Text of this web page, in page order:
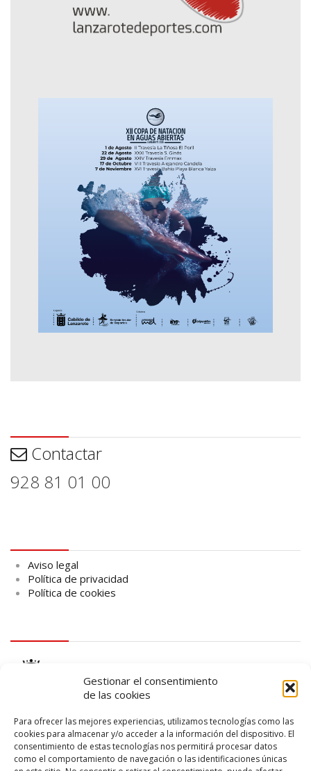
Gestionar el consentimiento
de las cookies
Para ofrecer las mejores experiencias, utilizamos tecnologías como las
cookies para almacenar y/o acceder a la información del dispositivo. El
consentimiento de estas tecnologías nos permitirá procesar datos
como el comportamiento de navegación o las identificaciones únicas
Contactar
928 81 01 00
Aviso legal
Política de privacidad
Política de cookies
logo SID